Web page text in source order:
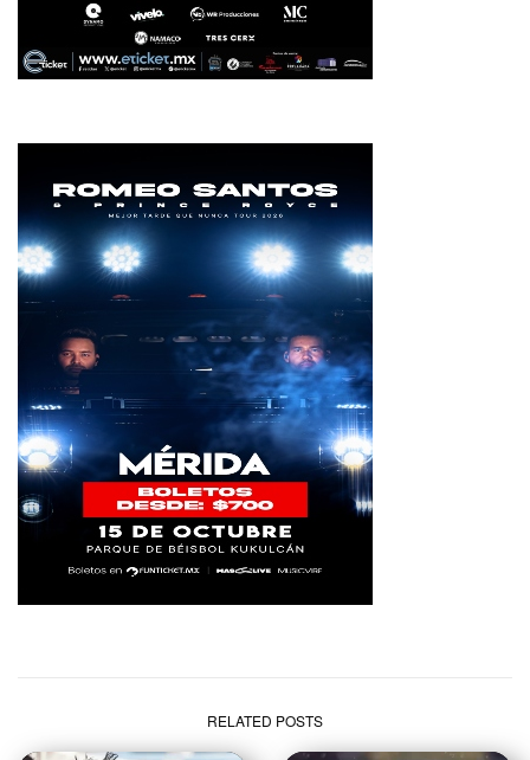
RELATED POSTS